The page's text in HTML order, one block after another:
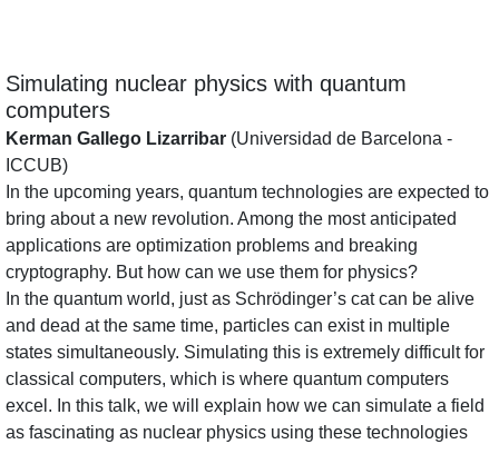
Simulating nuclear physics with quantum
computers
Kerman Gallego Lizarribar (Universidad de Barcelona -
ICCUB)
In the upcoming years, quantum technologies are expected to
bring about a new revolution. Among the most anticipated
applications are optimization problems and breaking
cryptography. But how can we use them for physics?
In the quantum world, just as Schrödinger’s cat can be alive
and dead at the same time, particles can exist in multiple
states simultaneously. Simulating this is extremely difficult for
classical computers, which is where quantum computers
excel. In this talk, we will explain how we can simulate a field
as fascinating as nuclear physics using these technologies